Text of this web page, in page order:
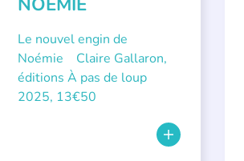
Le nouvel engin de
Noémie Claire Gallaron,
éditions À pas de loup
2025, 13€50